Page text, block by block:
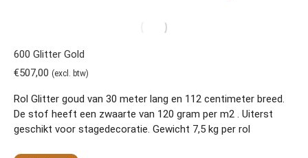
600 Glitter Gold
€507,00 (excl. btw)
Rol Glitter goud van 30 meter lang en 112 centimeter breed.
De stof heeft een zwaarte van 120 gram per m2 . Uiterst
geschikt voor stagedecoratie. Gewicht 7,5 kg per rol